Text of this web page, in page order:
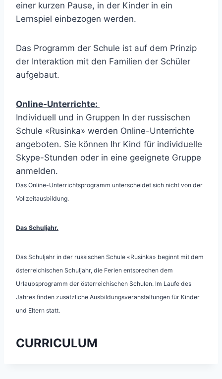
einer kurzen Pause, in der Kinder in ein
Lernspiel einbezogen werden.
Das Programm der Schule ist auf dem Prinzip
der Interaktion mit den Familien der Schüler
aufgebaut.
Online-Unterrichte:
Individuell und in Gruppen In der russischen
Schule «Rusinka» werden Online-Unterrichte
angeboten. Sie können Ihr Kind für individuelle
Skype-Stunden oder in eine geeignete Gruppe
anmelden.
Das Online-Unterrichtsprogramm unterscheidet sich nicht von der
Vollzeitausbildung.
Das Schuljahr.
Das Schuljahr in der russischen Schule «Rusinka» beginnt mit dem
österreichischen Schuljahr, die Ferien entsprechen dem
Urlaubsprogramm der österreichischen Schulen. Im Laufe des
Jahres finden zusätzliche Ausbildungsveranstaltungen für Kinder
und Eltern statt.
CURRICULUM